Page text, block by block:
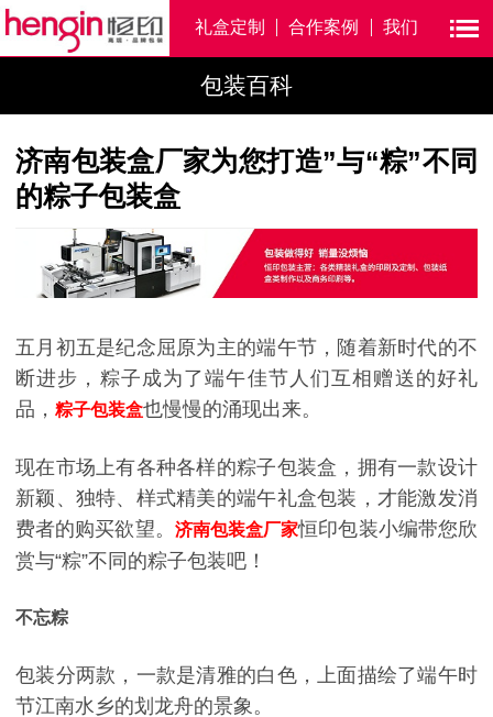
礼盒定制 合作案例 我们
包装百科
济南包装盒厂家为您打造”与“粽”不同
的粽子包装盒
五月初五是纪念屈原为主的端午节，随着新时代的不
断进步，粽子成为了端午佳节人们互相赠送的好礼
品， 粽子包装盒也慢慢的涌现出来。
现在市场上有各种各样的粽子包装盒，拥有一款设计
新颖、独特、样式精美的端午礼盒包装，才能激发消
费者的购买欲望。
济南包装盒厂家恒印包装小编带您欣
赏与“粽”不同的粽子包装吧！
不忘粽
包装分两款，一款是清雅的白色，上面描绘了端午时
节江南水乡的划龙舟的景象。